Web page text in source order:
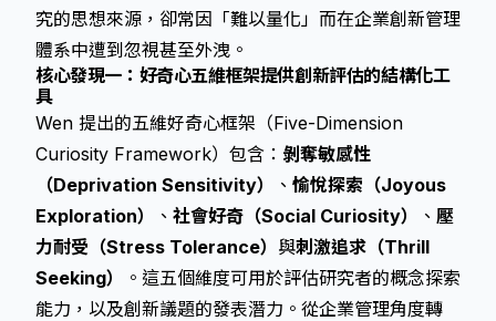
究的思想來源，卻常因「難以量化」而在企業創新管理
體系中遭到忽視甚至外洩。
核心發現一：好奇心五維框架提供創新評估的結構化工
具
Wen 提出的五維好奇心框架（Five-Dimension
Curiosity Framework）包含： 剝奪敏感性
（Deprivation Sensitivity）
、 愉悅探索（Joyous
Exploration）
、 社會好奇（Social Curiosity） 、 壓
力耐受（Stress Tolerance） 與刺激追求（Thrill
Seeking）
。這五個維度可用於評估研究者的概念探索
能力，以及創新議題的發表潛力。從企業管理角度轉